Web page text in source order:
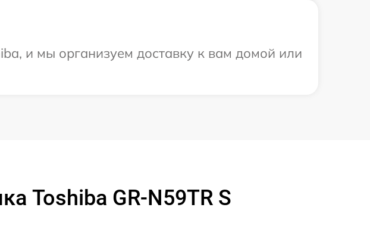
и мы организуем доставку к вам домой или
Toshiba GR-N59TR S